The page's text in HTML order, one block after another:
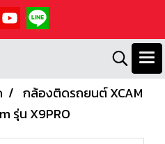
กล้องติดรถยนต์ XCAM
รุ่น X9PRO